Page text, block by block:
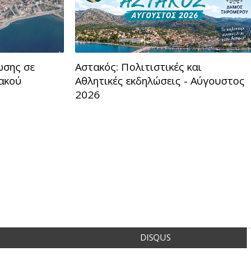
σε
Αστακός: Πολιτιστικές και
Αθλητικές εκδηλώσεις - Αύγουστος
2026
DISQUS